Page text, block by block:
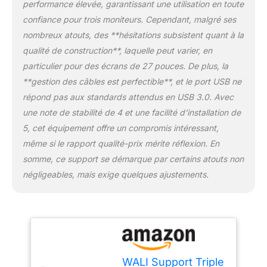
vos tâches Pivotement
fluide +/-90° : la fonction
pivotante +/-90° vous
facilement trois écrans
côte à côte, offrant un
positionnement optimal
de l'écran pour le travail
personnel Inclinaison ±
45° pour une
visualisation optimale : le
support triple moniteur
d'inclinaison de +/-45°,
pour chaque écran.
Réglage de la hauteur
jusqu'à 43 cm et
extension du bras
performance élevée, garantissant une utilisation en toute
confiance pour trois moniteurs. Cependant, malgré ses
nombreux atouts, des **hésitations subsistent quant à la
qualité de construction**, laquelle peut varier, en
particulier pour des écrans de 27 pouces. De plus, la
**gestion des câbles est perfectible**, et le port USB ne
répond pas aux standards attendus en USB 3.0. Avec
une note de stabilité de 4 et une facilité d’installation de
5, cet équipement offre un compromis intéressant,
même si le rapport qualité-prix mérite réflexion. En
somme, ce support se démarque par certains atouts non
négligeables, mais exige quelques ajustements.
WALI Support Triple